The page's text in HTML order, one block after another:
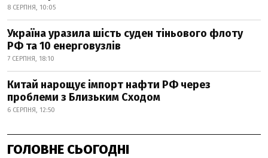
8 СЕРПНЯ, 10:05
Україна уразила шість суден тіньового флоту
РФ та 10 енерговузлів
7 СЕРПНЯ, 18:10
Китай нарощує імпорт нафти РФ через
проблеми з Близьким Сходом
6 СЕРПНЯ, 12:50
ГОЛОВНЕ СЬОГОДНІ